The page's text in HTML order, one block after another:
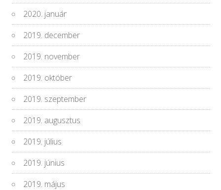
2020. január
2019. december
2019. november
2019. október
2019. szeptember
2019. augusztus
2019. július
2019. június
2019. május